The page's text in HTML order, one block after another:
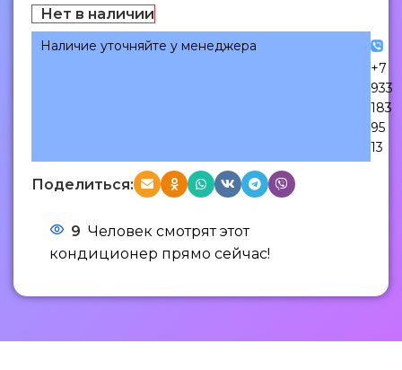
Нет в наличии
Наличие уточняйте у менеджера
+7
933
183
95
13
Поделиться:
9 Человек смотрят этот
кондиционер прямо сейчас!